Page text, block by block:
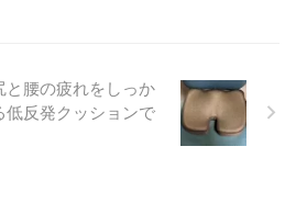
と腰の疲れをしっか
低反発クッションで